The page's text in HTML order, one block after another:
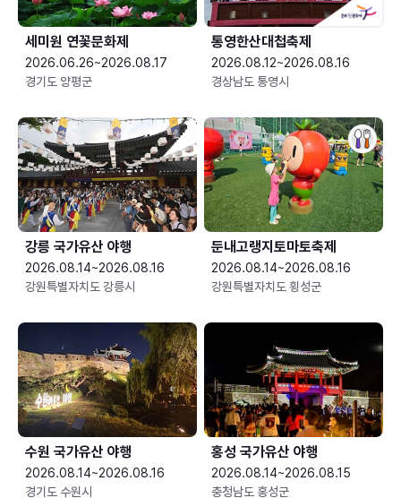
세미원 연꽃문화제
2026.06.26~2026.08.17
경기도 양평군
통영한산대첩축제
2026.08.12~2026.08.16
경상남도 통영시
강릉 국가유산 야행
2026.08.14~2026.08.16
강원특별자치도 강릉시
둔내고랭지토마토축제
2026.08.14~2026.08.16
강원특별자치도 횡성군
수원 국가유산 야행
2026.08.14~2026.08.16
경기도 수원시
홍성 국가유산 야행
2026.08.14~2026.08.15
충청남도 홍성군